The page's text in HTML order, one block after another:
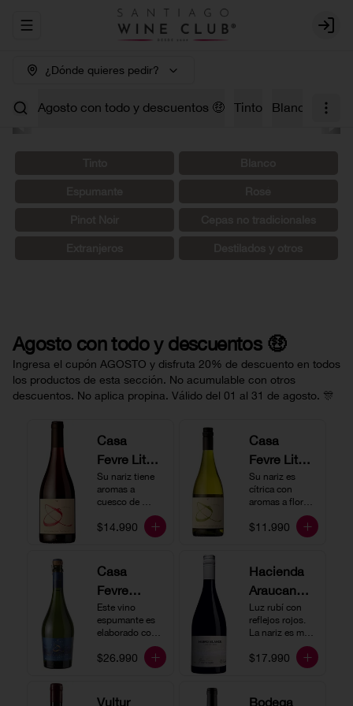
Abrir menu de navegación Login
¿Dónde quieres pedir?
Agosto con todo y descuentos 🤑 Tinto Blanco
Agosto con todo y descuentos 🤑
Ingresa el cupón AGOSTO y disfruta 20% de descuento en todos
los productos de esta sección. No acumulable con otros
descuentos. No aplica propina. Válido del 01 al 31 de agosto. 🎊
Casa
Fevre Little
Quino
Pinot Noir
Su nariz tiene
aromas a
cuesco de
frambuesa. En
boca tiene una
es un vino muy
vertical. Ideal
para beberlo
más frío como
acompañado de
$14.990
Casa
Fevre Little
Quino
Sauvignon
Su nariz es
cítrica con
aromas a flores
blancas y lima.
En boca tiene
vertical y de
persistencia
media. Ideal
para acompañar
con ostras.
$11.990
Casa
Fevre
Quino
Espumant
Este vino
espumante es
elaborado con
tradicional y se
produce a partir
Chardonnay y
$26.990
Hacienda
Araucano-
Lurton
Humo
Gran
Luz rubí con
reflejos rojos.
La nariz es muy
expresiva con
notas de fresa y
rico y redondo
$17.990
Vultur
Bodega